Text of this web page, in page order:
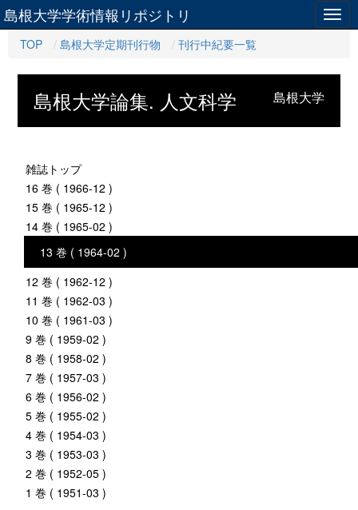
島根大学学術情報リポジトリ
TOP 島根大学定期刊行物 刊行中紀要一覧
島根大学
島根大学論集. 人文科学
雑誌トップ
16 巻 ( 1966-12 )
15 巻 ( 1965-12 )
14 巻 ( 1965-02 )
13 巻 ( 1964-02 )
12 巻 ( 1962-12 )
11 巻 ( 1962-03 )
10 巻 ( 1961-03 )
9 巻 ( 1959-02 )
8 巻 ( 1958-02 )
7 巻 ( 1957-03 )
6 巻 ( 1956-02 )
5 巻 ( 1955-02 )
4 巻 ( 1954-03 )
3 巻 ( 1953-03 )
2 巻 ( 1952-05 )
1 巻 ( 1951-03 )